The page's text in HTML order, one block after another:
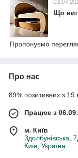
Що
Пропонуємо
Про нас
89% позитивних з 19
Працює з
м. Київ
Здолбунівська,
Київ, Україна